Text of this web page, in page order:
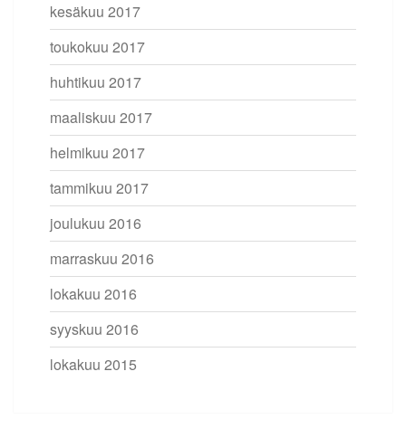
kesäkuu 2017
toukokuu 2017
huhtikuu 2017
maaliskuu 2017
helmikuu 2017
tammikuu 2017
joulukuu 2016
marraskuu 2016
lokakuu 2016
syyskuu 2016
lokakuu 2015